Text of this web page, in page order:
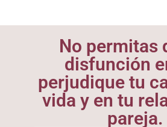
No permitas
disfunción
perjudique tu
vida y en tu
pareja.